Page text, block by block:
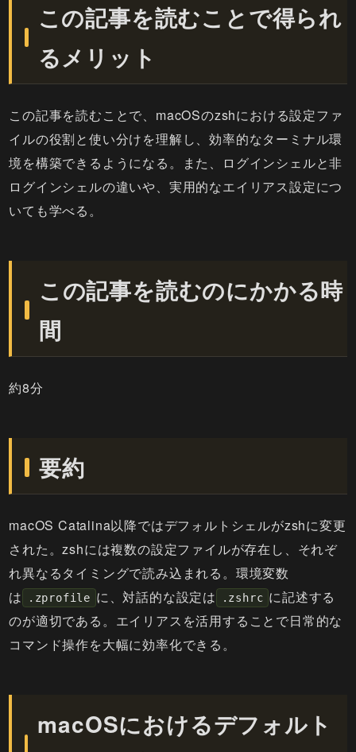
この記事を読むことで得られ
るメリット
この記事を読むことで、macOSのzshにおける設定ファ
イルの役割と使い分けを理解し、効率的なターミナル環
境を構築できるようになる。また、ログインシェルと非
ログインシェルの違いや、実用的なエイリアス設定につ
いても学べる。
この記事を読むのにかかる時
間
約8分
要約
macOS Catalina以降ではデフォルトシェルがzshに変更
された。zshには複数の設定ファイルが存在し、それぞ
れ異なるタイミングで読み込まれる。環境変数
は
.zprofile に、対話的な設定は .zshrc に記述する
のが適切である。エイリアスを活用することで日常的な
コマンド操作を大幅に効率化できる。
macOSにおけるデフォルト